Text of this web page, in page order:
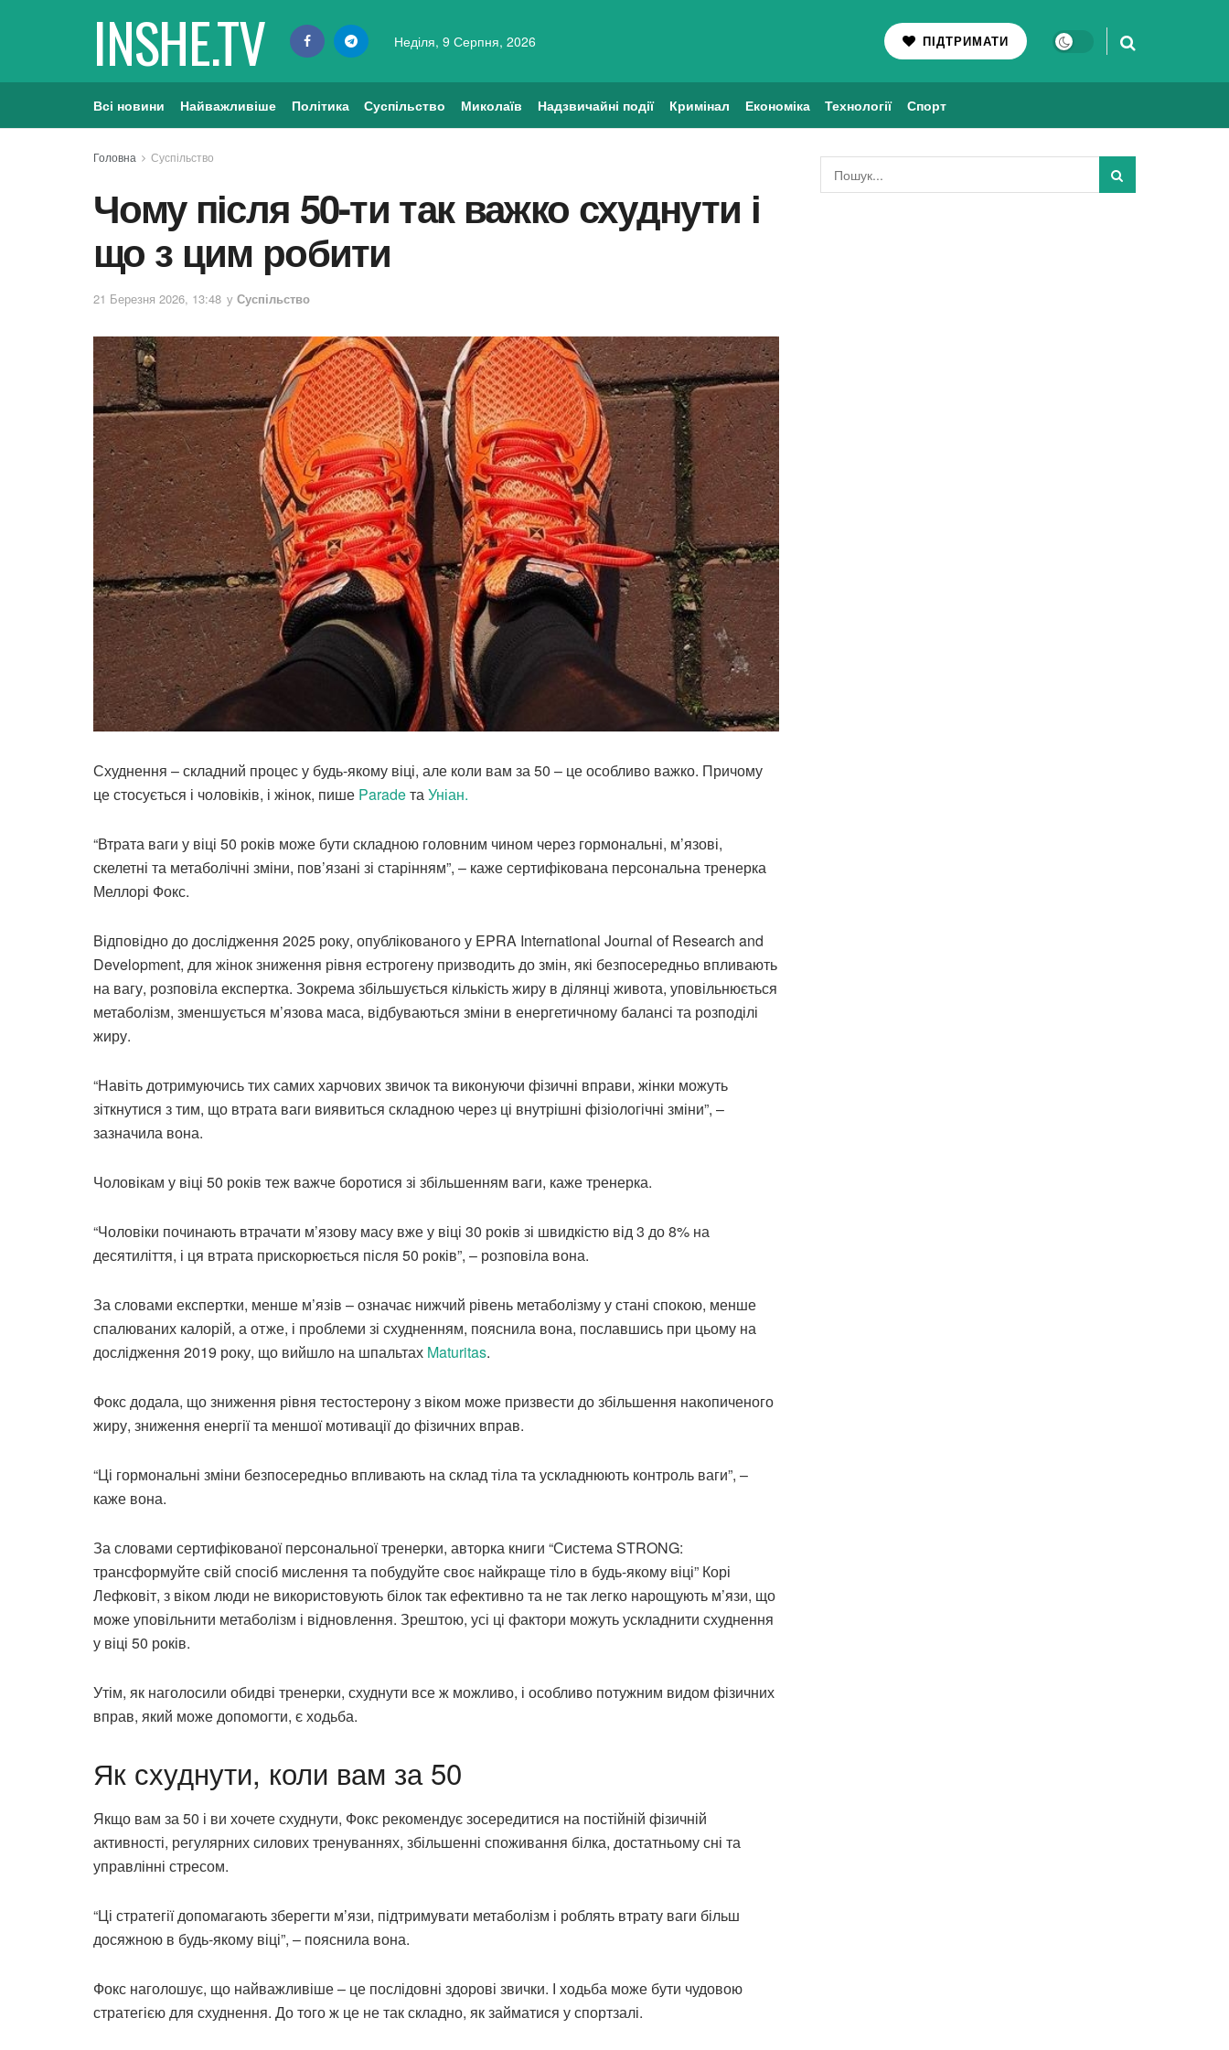
INSHE.TV Неділя, 9 Серпня, 2026 ПІДТРИМАТИ
Всі новини Найважливіше Політика Суспільство Миколаїв Надзвичайні події Кримінал Економіка Технології Спорт
Головна Суспільство
Чому після 50-ти так важко схуднути і
що з цим робити
21 Березня 2026, 13:48 у Суспільство
Схуднення – складний процес у будь-якому віці, але коли вам за 50 – це особливо важко. Причому
це стосується і чоловіків, і жінок, пише ParadeтаУніан.
“Втрата ваги у віці 50 років може бути складною головним чином через гормональні, м’язові,
скелетні та метаболічні зміни, пов’язані зі старінням”, – каже сертифікована персональна тренерка
Меллорі Фокс.
Відповідно до дослідження 2025 року, опублікованого у EPRA International Journal of Research and
Development, для жінок зниження рівня естрогену призводить до змін, які безпосередньо впливають
на вагу, розповіла експертка. Зокрема збільшується кількість жиру в ділянці живота, уповільнюється
метаболізм, зменшується м’язова маса, відбуваються зміни в енергетичному балансі та розподілі
жиру.
“Навіть дотримуючись тих самих харчових звичок та виконуючи фізичні вправи, жінки можуть
зіткнутися з тим, що втрата ваги виявиться складною через ці внутрішні фізіологічні зміни”, –
зазначила вона.
Чоловікам у віці 50 років теж важче боротися зі збільшенням ваги, каже тренерка.
“Чоловіки починають втрачати м’язову масу вже у віці 30 років зі швидкістю від 3 до 8% на
десятиліття, і ця втрата прискорюється після 50 років”, – розповіла вона.
За словами експертки, менше м’язів – означає нижчий рівень метаболізму у стані спокою, менше
спалюваних калорій, а отже, і проблеми зі схудненням, пояснила вона, пославшись при цьому на
дослідження 2019 року, що вийшло на шпальтах Maturitas.
Фокс додала, що зниження рівня тестостерону з віком може призвести до збільшення накопиченого
жиру, зниження енергії та меншої мотивації до фізичних вправ.
“Ці гормональні зміни безпосередньо впливають на склад тіла та ускладнюють контроль ваги”, –
каже вона.
За словами сертифікованої персональної тренерки, авторка книги “Система STRONG:
трансформуйте свій спосіб мислення та побудуйте своє найкраще тіло в будь-якому віці” Корі
Лефковіт, з віком люди не використовують білок так ефективно та не так легко нарощують м’язи, що
може уповільнити метаболізм і відновлення. Зрештою, усі ці фактори можуть ускладнити схуднення
у віці 50 років.
Утім, як наголосили обидві тренерки, схуднути все ж можливо, і особливо потужним видом фізичних
вправ, який може допомогти, є ходьба.
Як схуднути, коли вам за 50
Якщо вам за 50 і ви хочете схуднути, Фокс рекомендує зосередитися на постійній фізичній
активності, регулярних силових тренуваннях, збільшенні споживання білка, достатньому сні та
управлінні стресом.
“Ці стратегії допомагають зберегти м’язи, підтримувати метаболізм і роблять втрату ваги більш
досяжною в будь-якому віці”, – пояснила вона.
Фокс наголошує, що найважливіше – це послідовні здорові звички. І ходьба може бути чудовою
стратегією для схуднення. До того ж це не так складно, як займатися у спортзалі.